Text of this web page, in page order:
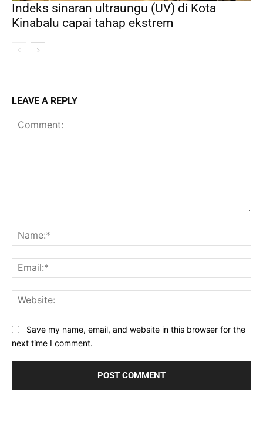
Indeks sinaran ultraungu (UV) di Kota
Kinabalu capai tahap ekstrem
LEAVE A REPLY
Save my name, email, and website in this browser for the
next time I comment.